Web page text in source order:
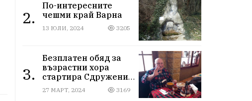
2.
По-интересните
чешми край Варна
13 ЮЛИ, 2024 3205
3.
Безплатен обяд за
възрастни хора
стартира Сдружение
„Хора от народа“ във
Варна
27 МАРТ, 2024 3169